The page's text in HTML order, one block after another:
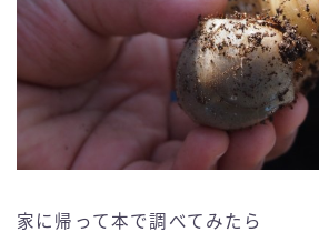
家に帰って本で調べてみたら